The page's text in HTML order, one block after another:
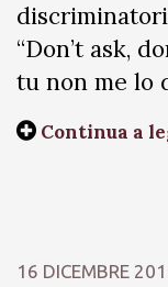
“Don’t ask,
tu non me lo
Continua a
16 DICEMBRE